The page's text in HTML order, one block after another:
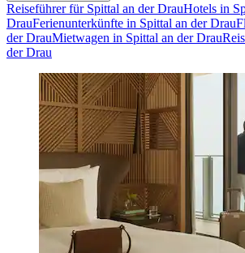
Reiseführer für Spittal an der DrauHotels in
DrauFerienunterkünfte in Spittal an der Drau
der DrauMietwagen in Spittal an der Drau
der Drau